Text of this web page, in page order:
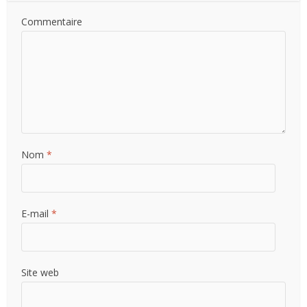
Commentaire
Nom*
E-mail*
Site web